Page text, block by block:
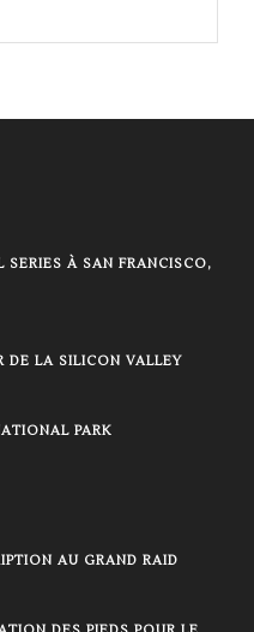
À SAN FRANCISCO,
DE LA SILICON VALLEY
PARK
AU GRAND RAID